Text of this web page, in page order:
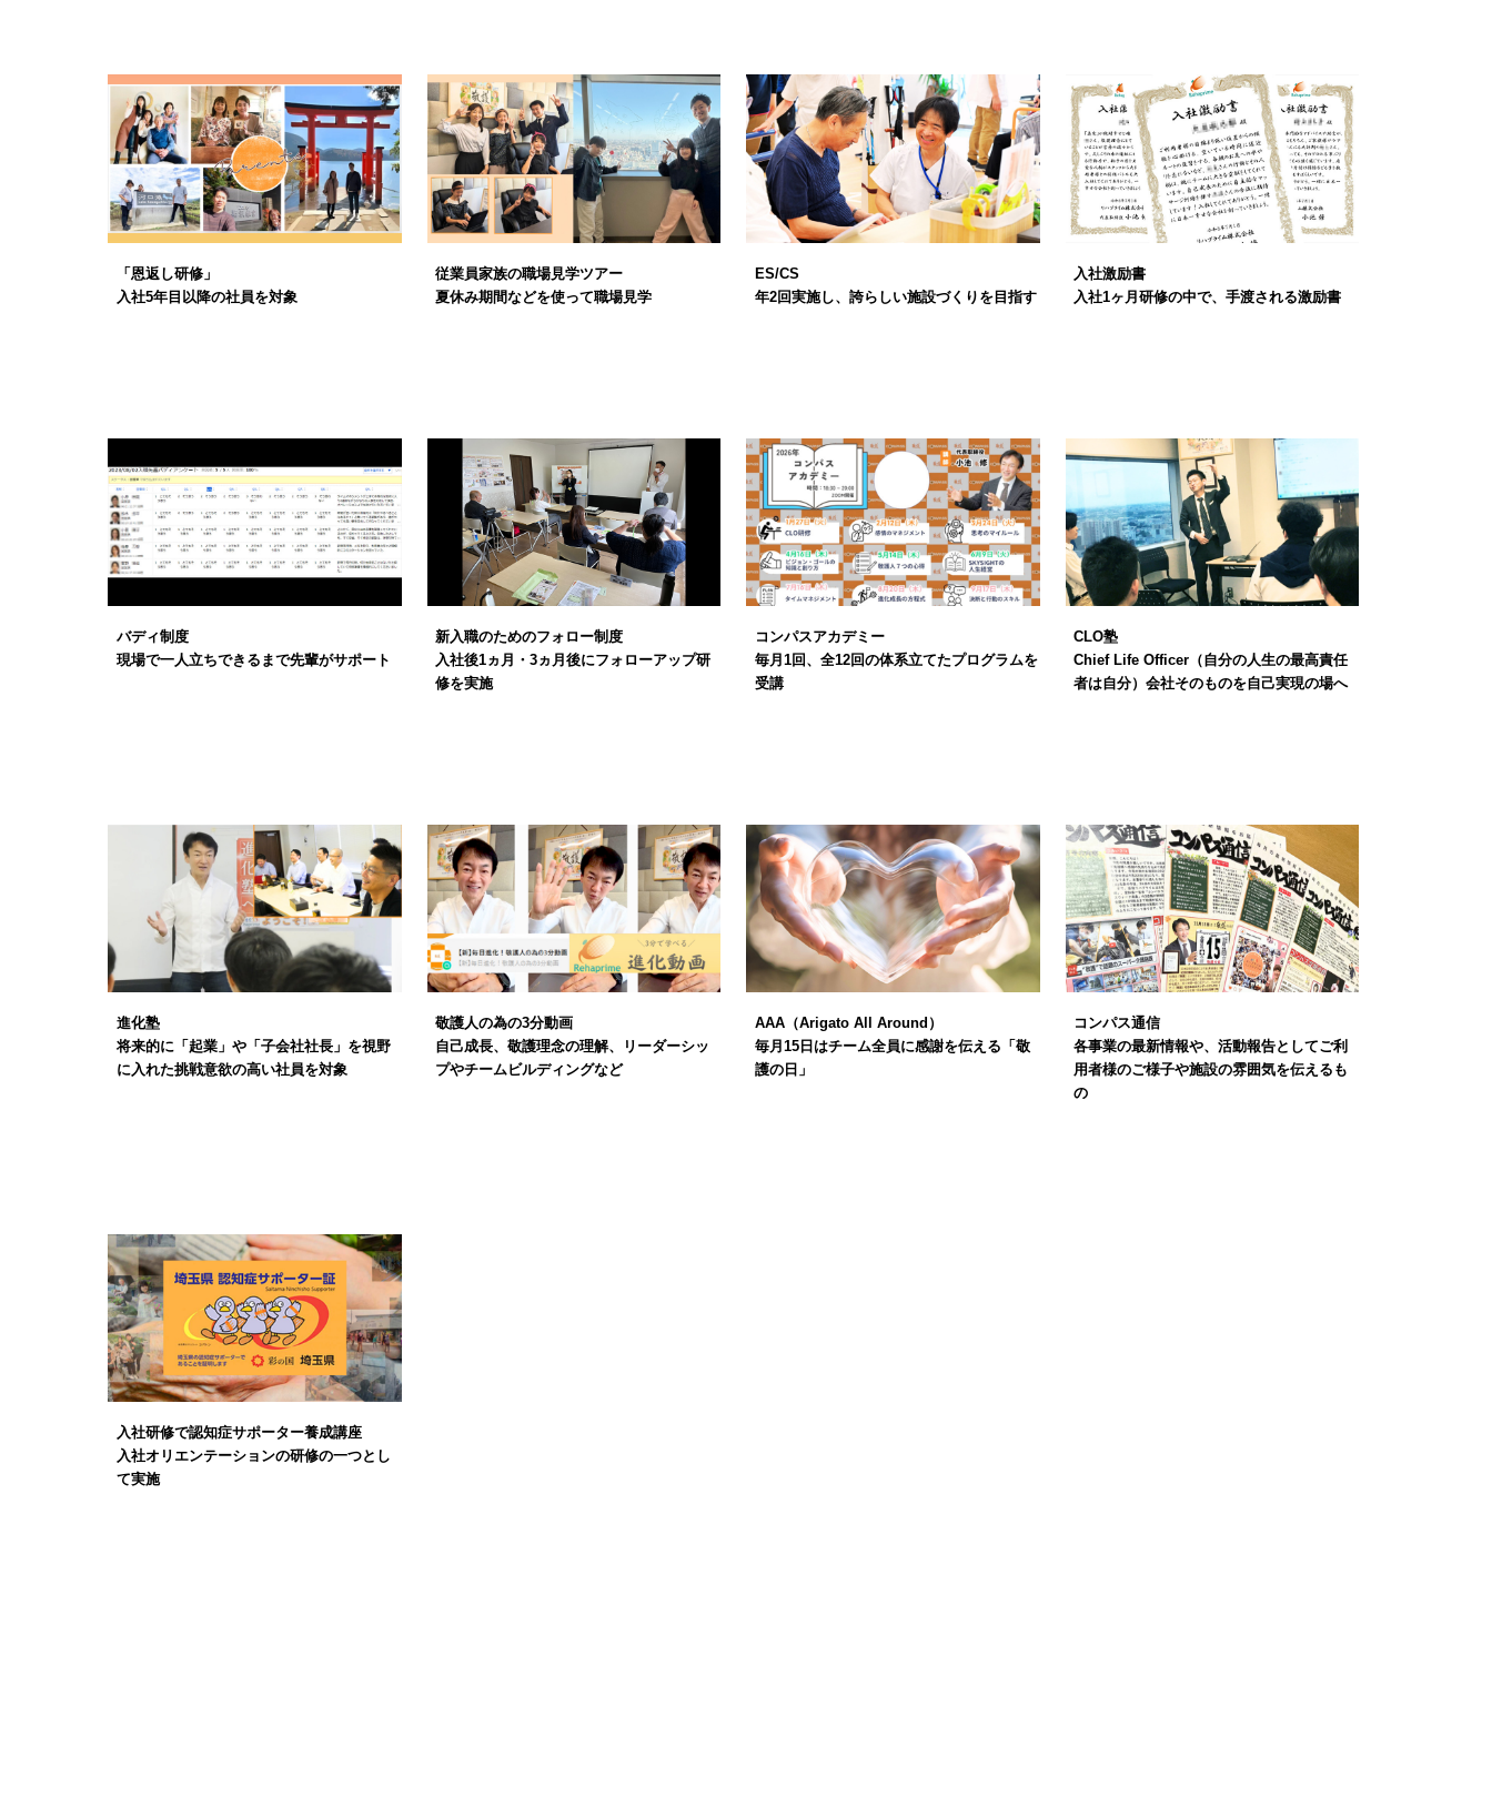
「恩返し研修」
入社5年目以降の社員を対象
従業員家族の職場見学ツアー
夏休み期間などを使って職場見学
ES/CS
年2回実施し、誇らしい施設づくりを目指す
入社激励書
入社1ヶ月研修の中で、手渡される激励書
バディ制度
現場で一人立ちできるまで先輩がサポート
新入職のためのフォロー制度
入社後1ヵ月・3ヵ月後にフォローアップ研
修を実施
コンパスアカデミー
毎月1回、全12回の体系立てたプログラムを
受講
CLO塾
Chief Life Officer（自分の人生の最高責任
者は自分）会社そのものを自己実現の場へ
進化塾
将来的に「起業」や「子会社社長」を視野
に入れた挑戦意欲の高い社員を対象
敬護人の為の3分動画
自己成長、敬護理念の理解、リーダーシッ
プやチームビルディングなど
AAA（Arigato All Around）
毎月15日はチーム全員に感謝を伝える「敬
護の日」
コンパス通信
各事業の最新情報や、活動報告としてご利
用者様のご様子や施設の雰囲気を伝えるも
の
入社研修で認知症サポーター養成講座
入社オリエンテーションの研修の一つとし
て実施